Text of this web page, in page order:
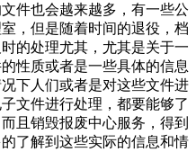
件也会越来越多，有一些公
，但是随着时间的退役，档
的处理尤其，尤其是关于一
性质或者是一些具体的信息
下人们或者是对这些文件进
文件进行处理，都要能够了
且销毁报废中心服务，得到
了解到这些实际的信息和情